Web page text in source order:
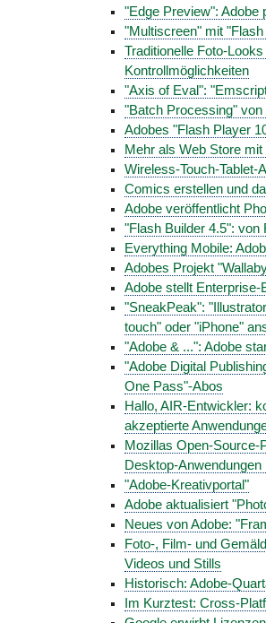
"Edge Preview": Adobe
"Multiscreen" mit
Traditionelle Foto-
Kontrollmöglichkeiten
"Axis of Eval":
"Batch Processing"
Adobes "Flash Player
Mehr als Web Store
Wireless-Touch-Tablet-
Comics erstellen und
Adobe veröffentlicht
"Flash Builder 4.5": von
Everything Mobile:
Adobes Projekt
Adobe stellt Enterprise-
"SneakPeak":
touch" oder "iPhone"
"Adobe & ...": Adobe
"Adobe Digital
One Pass"-Abos
Hallo, AIR-Entwickler:
akzeptierte
Mozillas Open-
Desktop-
"Adobe-Kreativportal"
Adobe aktualisiert
Neues von Adobe:
Foto-, Film- und
Videos und Stills
Historisch: Adobe-
Im Kurztest: Cross-